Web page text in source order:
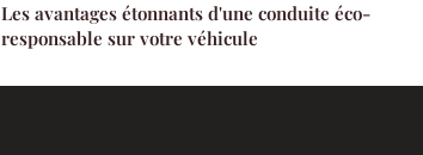
Les avantages étonnants d'une conduite éco-
responsable sur votre véhicule